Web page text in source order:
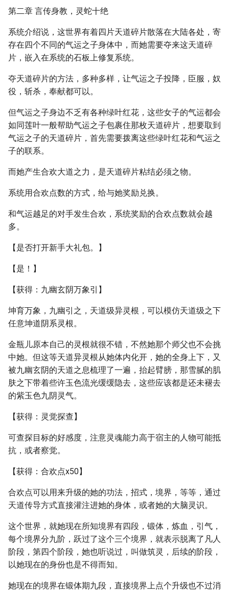
第二章 言传身教，灵蛇十绝
系统介绍说，这世界有着四片天道碎片散落在大陆各处，寄
存在四个不同的气运之子身体中，而她需要夺来这天道碎
片，嵌入在系统的石板上修复系统。
夺天道碎片的方法，多种多样，让气运之子投降，臣服，奴
役，斩杀，奉献都可以。
但气运之子身边不乏有各种绿叶红花，这些女子的气运都会
如同莲叶一般帮助气运之子包裹住那枚天道碎片，想要取到
气运之子的天道碎片，首先需要拨离这些绿叶红花和气运之
子的联系。
而她产生合欢大道之力，是天道碎片粘结必须之物。
系统用合欢点数的方式，给与她奖励兑换。
和气运越足的对手发生合欢，系统奖励的合欢点数就会越
多。
【是否打开新手大礼包。】
【是！】
【获得：九幽玄阴万象引】
坤育万象，九幽引之，天道级异灵根，可以模仿天道级之下
任意坤道阴系灵根。
金瓶儿原本自己的灵根就很不错，不然她那个师父也不会挑
中她。但这等天道异灵根从她体内化开，她的全身上下，又
被九幽玄阴的天道之息梳理了一遍，抬起臂膀，那雪腻的肌
肤之下带着些许玉色流光缓缓隐去，这些应该都是还未褪去
的紫玉色九阴灵气。
【获得：灵觉探查】
可查探目标的好感度，注意灵魂能力高于宿主的人物可能抵
抗，或者察觉。
【获得：合欢点x50】
合欢点可以用来升级的她的功法，招式，境界，等等，通过
天道传导方式直接灌注进她的身体，或者她的大脑灵识。
这个世界，就她现在所知境界有四段，锻体，炼血，引气，
每个境界分九阶，跃过了这个三个境界，就表示脱离了凡人
阶段，第四个阶段，她也听说过，叫做筑灵，后续的阶段，
以她现在的身份也是不得而知。
她现在的境界在锻体期九段，直接境界上点个升级也不过消